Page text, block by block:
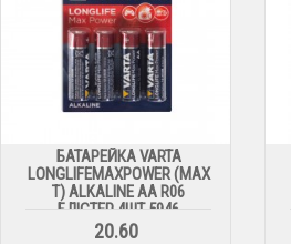
БАТАРЕЙКА VARTA
LONGLIFEMAXPOWER (MAX
T) ALKALINE АА R06
БЛІСТЕР 4ШТ 5946
20.60